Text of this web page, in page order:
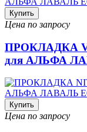
Купить
Цена по запросу
ПРОКЛАДКА
для АЛЬФА
Купить
Цена по запросу